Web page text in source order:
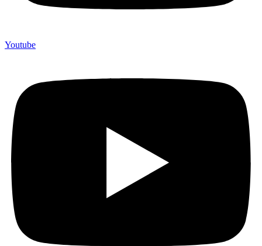
Youtube